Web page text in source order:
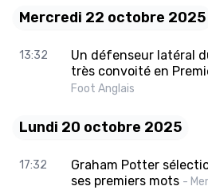
Mercredi 22 octobre 2025
13:32
Un défenseur latéral
très convoité en
Foot Anglais
Lundi 20 octobre 2025
17:32
Graham Potter
ses premiers mots -